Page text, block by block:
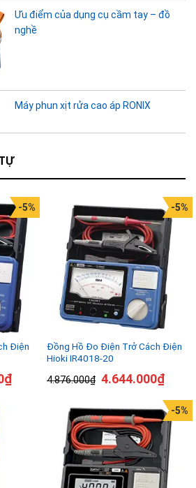
Ưu điểm của dụng cụ cầm tay – đồ
nghề
Máy phun xịt rửa cao áp RONIX
Điện
-5%
₫
Đồng Hồ Đo Điện Trở Cách Điện
Hioki IR4018-20
4.876.000₫
-5%
4.644.000₫
-5%